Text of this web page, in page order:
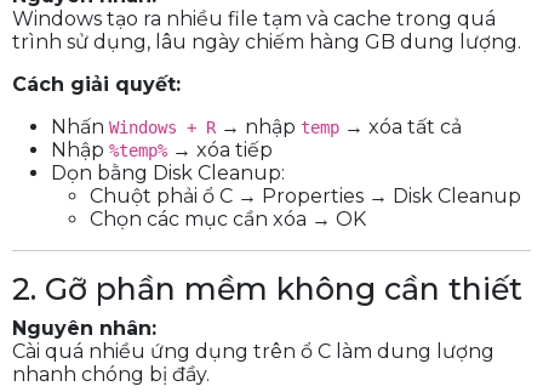
Windows tạo ra nhiều file tạm và cache trong quá
trình sử dụng, lâu ngày chiếm hàng GB dung lượng.
Cách giải quyết:
Nhấn Windows + R→ nhập temp → xóa tất cả
Nhập %temp% → xóa tiếp
Dọn bằng Disk Cleanup:
Chuột phải ổ C → Properties → Disk Cleanup
Chọn các mục cần xóa → OK
2. Gỡ phần mềm không cần thiết
Nguyên nhân:
Cài quá nhiều ứng dụng trên ổ C làm dung lượng
nhanh chóng bị đầy.